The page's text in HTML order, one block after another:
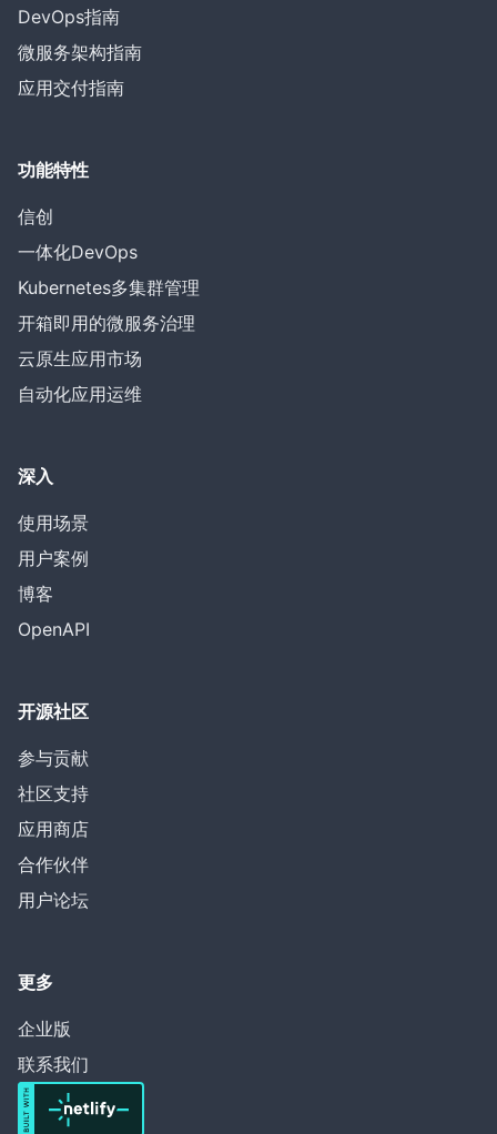
DevOps指南
微服务架构指南
应用交付指南
功能特性
信创
一体化DevOps
Kubernetes多集群管理
开箱即用的微服务治理
云原生应用市场
自动化应用运维
深入
使用场景
用户案例
博客
OpenAPI
开源社区
参与贡献
社区支持
应用商店
合作伙伴
用户论坛
更多
企业版
联系我们